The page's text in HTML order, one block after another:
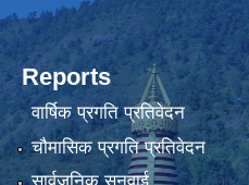
Reports
वार्षिक प्रगति प्रतिवेदन
चौमासिक प्रगति प्रतिवेदन